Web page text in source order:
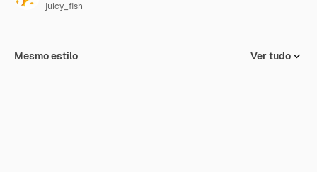
juicy_fish
Mesmo estilo Ver tudo